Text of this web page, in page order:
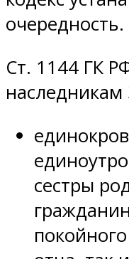
очередность.
Ст. 1144 ГК
сестры